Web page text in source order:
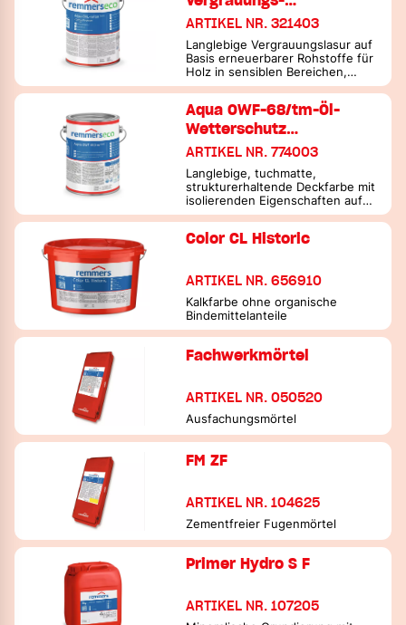
ARTIKEL NR. 321403
Langlebige Vergrauungslasur auf
Basis erneuerbarer Rohstoffe für
Holz in sensiblen Bereichen,
Innen- & Außen
Aqua OWF-68/tm-Öl-
Wetterschutz…
ARTIKEL NR. 774003
Langlebige, tuchmatte,
strukturerhaltende Deckfarbe mit
isolierenden Eigenschaften auf
Basis erneuerbarer Rohstoffe für
Innen- & Außen
Color CL Historic
ARTIKEL NR. 656910
Kalkfarbe ohne organische
Bindemittelanteile
Fachwerkmörtel
ARTIKEL NR. 050520
Ausfachungsmörtel
FM ZF
ARTIKEL NR. 104625
Zementfreier Fugenmörtel
Primer Hydro S F
ARTIKEL NR. 107205